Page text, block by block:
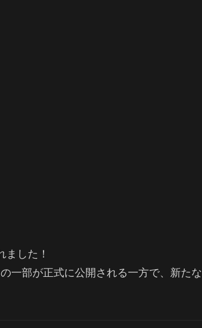
ました！
一部が正式に公開される一方で、新たな